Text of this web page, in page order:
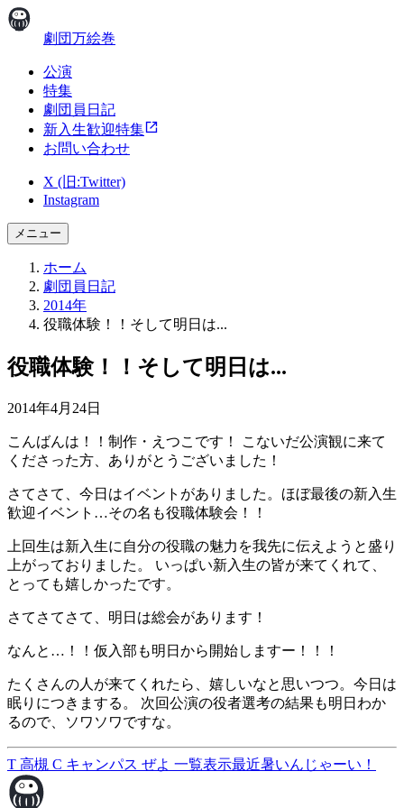
劇団万絵巻
公演
特集
劇団員日記
新入生歓迎特集
お問い合わせ
X (旧:Twitter)
Instagram
メニュー
ホーム
劇団員日記
2014年
役職体験！！そして明日は...
役職体験！！そして明日は...
2014年4月24日
こんばんは！！制作・えつこです！ こないだ公演観に来て
くださった方、ありがとうございました！
さてさて、今日はイベントがありました。ほぼ最後の新入生
歓迎イベント…その名も役職体験会！！
上回生は新入生に自分の役職の魅力を我先に伝えようと盛り
上がっておりました。 いっぱい新入生の皆が来てくれて、
とっても嬉しかったです。
さてさてさて、明日は総会があります！
なんと…！！仮入部も明日から開始しますー！！！
たくさんの人が来てくれたら、嬉しいなと思いつつ。今日は
眠りにつきまする。 次回公演の役者選考の結果も明日わか
るので、ソワソワですな。
T 高槻 C キャンパス ぜよ 一覧表示最近暑いんじゃーい！